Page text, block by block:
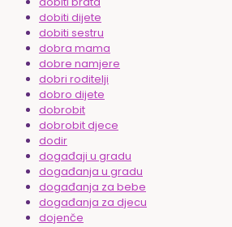
dobiti dijete
dobiti sestru
dobra mama
dobre namjere
dobri roditelji
dobro dijete
dobrobit
dobrobit djece
dodir
događaji u gradu
događanja u gradu
događanja za bebe
događanja za djecu
dojenče